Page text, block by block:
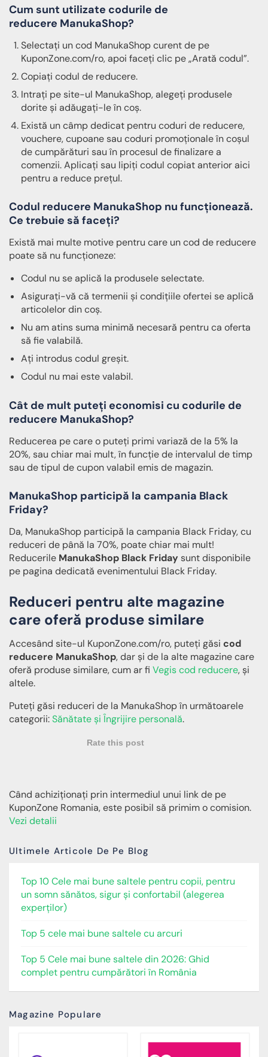
Cum sunt utilizate codurile de
reducere ManukaShop?
Selectați un cod ManukaShop curent de pe
KuponZone.com/ro, apoi faceți clic pe „Arată codul”.
Copiați codul de reducere.
Intrați pe site-ul ManukaShop, alegeți produsele
dorite și adăugați-le în coș.
Există un câmp dedicat pentru coduri de reducere,
vouchere, cupoane sau coduri promoționale în coșul
de cumpărături sau în procesul de finalizare a
comenzii. Aplicați sau lipiți codul copiat anterior aici
pentru a reduce prețul.
Codul reducere ManukaShop nu funcționează.
Ce trebuie să faceți?
Există mai multe motive pentru care un cod de reducere
poate să nu funcționeze:
Codul nu se aplică la produsele selectate.
Asigurați-vă că termenii și condițiile ofertei se aplică
articolelor din coș.
Nu am atins suma minimă necesară pentru ca oferta
să fie valabilă.
Ați introdus codul greșit.
Codul nu mai este valabil.
Cât de mult puteți economisi cu codurile de
reducere ManukaShop?
Reducerea pe care o puteți primi variază de la 5% la
20%, sau chiar mai mult, în funcție de intervalul de timp
sau de tipul de cupon valabil emis de magazin.
ManukaShop participă la campania Black
Friday?
Da, ManukaShop participă la campania Black Friday, cu
reduceri de până la 70%, poate chiar mai mult!
Reducerile ManukaShop Black Friday sunt disponibile
pe pagina dedicată evenimentului Black Friday.
Reduceri pentru alte magazine
care oferă produse similare
Accesând site-ul KuponZone.com/ro, puteți găsi cod
reducere ManukaShop, dar și de la alte magazine care
oferă produse similare, cum ar fi Vegis cod reducere, și
altele.
Puteți găsi reduceri de la ManukaShop în următoarele
categorii:Sănătate și Îngrijire personală.
Rate this post
Când achiziționați prin intermediul unui link de pe
KuponZone Romania, este posibil să primim o comision.
Vezi detalii
Ultimele Articole De Pe Blog
Top 10 Cele mai bune saltele pentru copii, pentru
un somn sănătos, sigur și confortabil (alegerea
experților)
Top 5 cele mai bune saltele cu arcuri
Top 5 Cele mai bune saltele din 2026: Ghid
complet pentru cumpărători în România
Magazine Populare